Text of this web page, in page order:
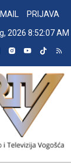
PRIJAVA
2026 8:52:08 AM